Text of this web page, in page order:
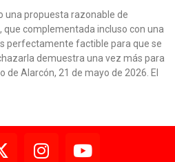
una propuesta razonable de
que complementada incluso con una
perfectamente factible para que se
demuestra una vez más para
de Alarcón, 21 de mayo de 2026. El